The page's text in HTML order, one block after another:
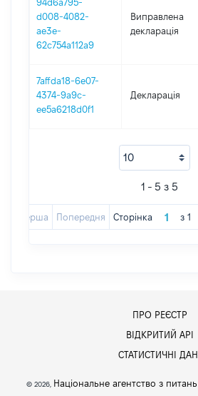
94d6a795-
d008-4082-
ae3e-
62c754a112a9
Виправлена
декларація
7affda18-6e07-
4374-9a9c-
ee5a6218d0f1
Декларація
1 - 5 з 5
Перша Попередня Сторінка з 1
ПРО РЕЄСТР
ВІДКРИТИЙ АРІ
СТАТИСТИЧНІ ДАНІ
© 2026, Національне агентство з